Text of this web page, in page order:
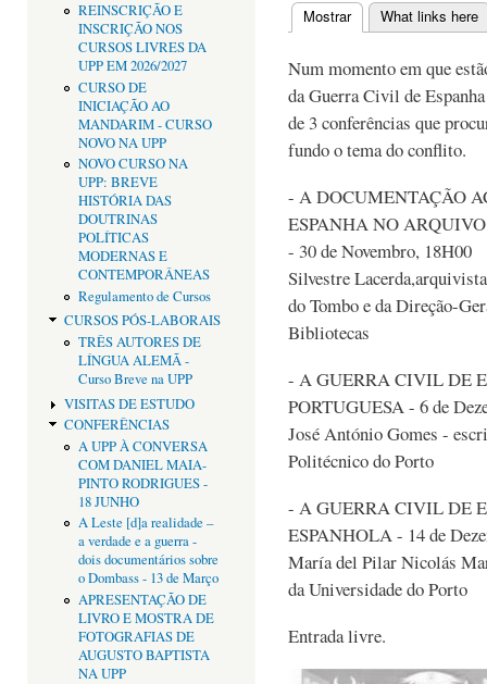
REINSCRIÇÃO E
INSCRIÇÃO NOS
CURSOS LIVRES DA
UPP EM 2026/2027
CURSO DE
INICIAÇÃO AO
MANDARIM - CURSO
NOVO NA UPP
NOVO CURSO NA
UPP: BREVE
HISTÓRIA DAS
DOUTRINAS
POLÍTICAS
MODERNAS E
CONTEMPORÂNEAS
Regulamento de Cursos
CURSOS PÓS-LABORAIS
TRÊS AUTORES DE
LÍNGUA ALEMÃ -
Curso Breve na UPP
VISITAS DE ESTUDO
CONFERÊNCIAS
A UPP À CONVERSA
COM DANIEL MAIA-
PINTO RODRIGUES -
18 JUNHO
A Leste [d]a realidade –
a verdade e a guerra -
dois documentários sobre
o Dombass - 13 de Março
APRESENTAÇÃO DE
LIVRO E MOSTRA DE
FOTOGRAFIAS DE
AUGUSTO BAPTISTA
NA UPP
Separadores
Mostrar(separador ativo)
What links here
Num momento em que
da Guerra Civil de
de 3 conferências que
fundo o tema do conflito.
- A DOCUMENTAÇÃO
ESPANHA NO
- 30 de Novembro, 18H00
Silvestre
do Tombo e da Direção-
Bibliotecas
- A GUERRA CIVIL DE
PORTUGUESA - 6 de
José António Gomes -
Politécnico do Porto
- A GUERRA CIVIL DE
ESPANHOLA - 14 de
María del Pilar Nicolás
da Universidade do Porto
Entrada livre.